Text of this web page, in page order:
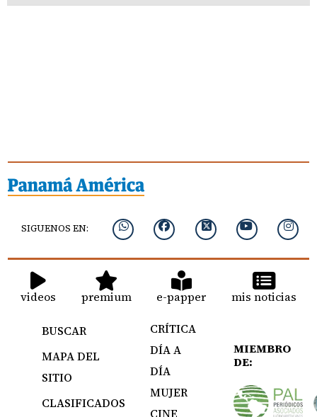
SIGUENOS EN:
videos premium e-papper mis noticias
BUSCAR
MAPA DEL
SITIO
CLASIFICADOS
CRÍTICA
DÍA A
DÍA
MUJER
CINE
MIEMBRO
DE: